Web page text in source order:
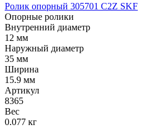
Ролик опорный 305701 C2Z SKF
Опорные ролики
Внутренний диаметр
12 мм
Наружный диаметр
35 мм
Ширина
15.9 мм
Артикул
8365
Вес
0.077 кг